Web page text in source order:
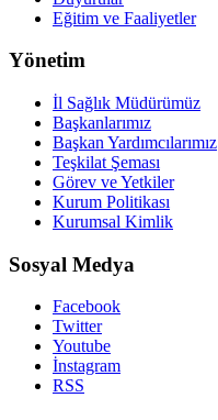
Eğitim ve Faaliyetler
Yönetim
İl Sağlık Müdürümüz
Başkanlarımız
Başkan Yardımcılarımız
Teşkilat Şeması
Görev ve Yetkiler
Kurum Politikası
Kurumsal Kimlik
Sosyal Medya
Facebook
Twitter
Youtube
İnstagram
RSS